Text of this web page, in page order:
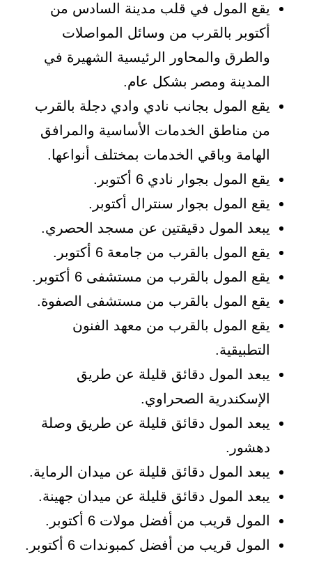
يقع المول في قلب مدينة السادس من
أكتوبر بالقرب من وسائل المواصلات
والطرق والمحاور الرئيسية الشهيرة في
المدينة ومصر بشكل عام.
يقع المول بجانب نادي وادي دجلة بالقرب
من مناطق الخدمات الأساسية والمرافق
الهامة وباقي الخدمات بمختلف أنواعها.
يقع المول بجوار نادي 6 أكتوبر.
يقع المول بجوار سنترال أكتوبر.
يبعد المول دقيقتين عن مسجد الحصري.
يقع المول بالقرب من جامعة 6 أكتوبر.
يقع المول بالقرب من مستشفى 6 أكتوبر.
يقع المول بالقرب من مستشفى الصفوة.
يقع المول بالقرب من معهد الفنون
التطبيقية.
يبعد المول دقائق قليلة عن طريق
الإسكندرية الصحراوي.
يبعد المول دقائق قليلة عن طريق وصلة
دهشور.
يبعد المول دقائق قليلة عن ميدان الرماية.
يبعد المول دقائق قليلة عن ميدان جهينة.
المول قريب من أفضل مولات 6 أكتوبر.
المول قريب من أفضل كمبوندات 6 أكتوبر.